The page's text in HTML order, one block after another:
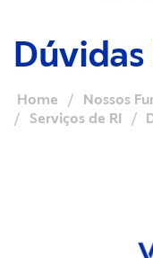
Home / Nossos
/
Serviços de RI /